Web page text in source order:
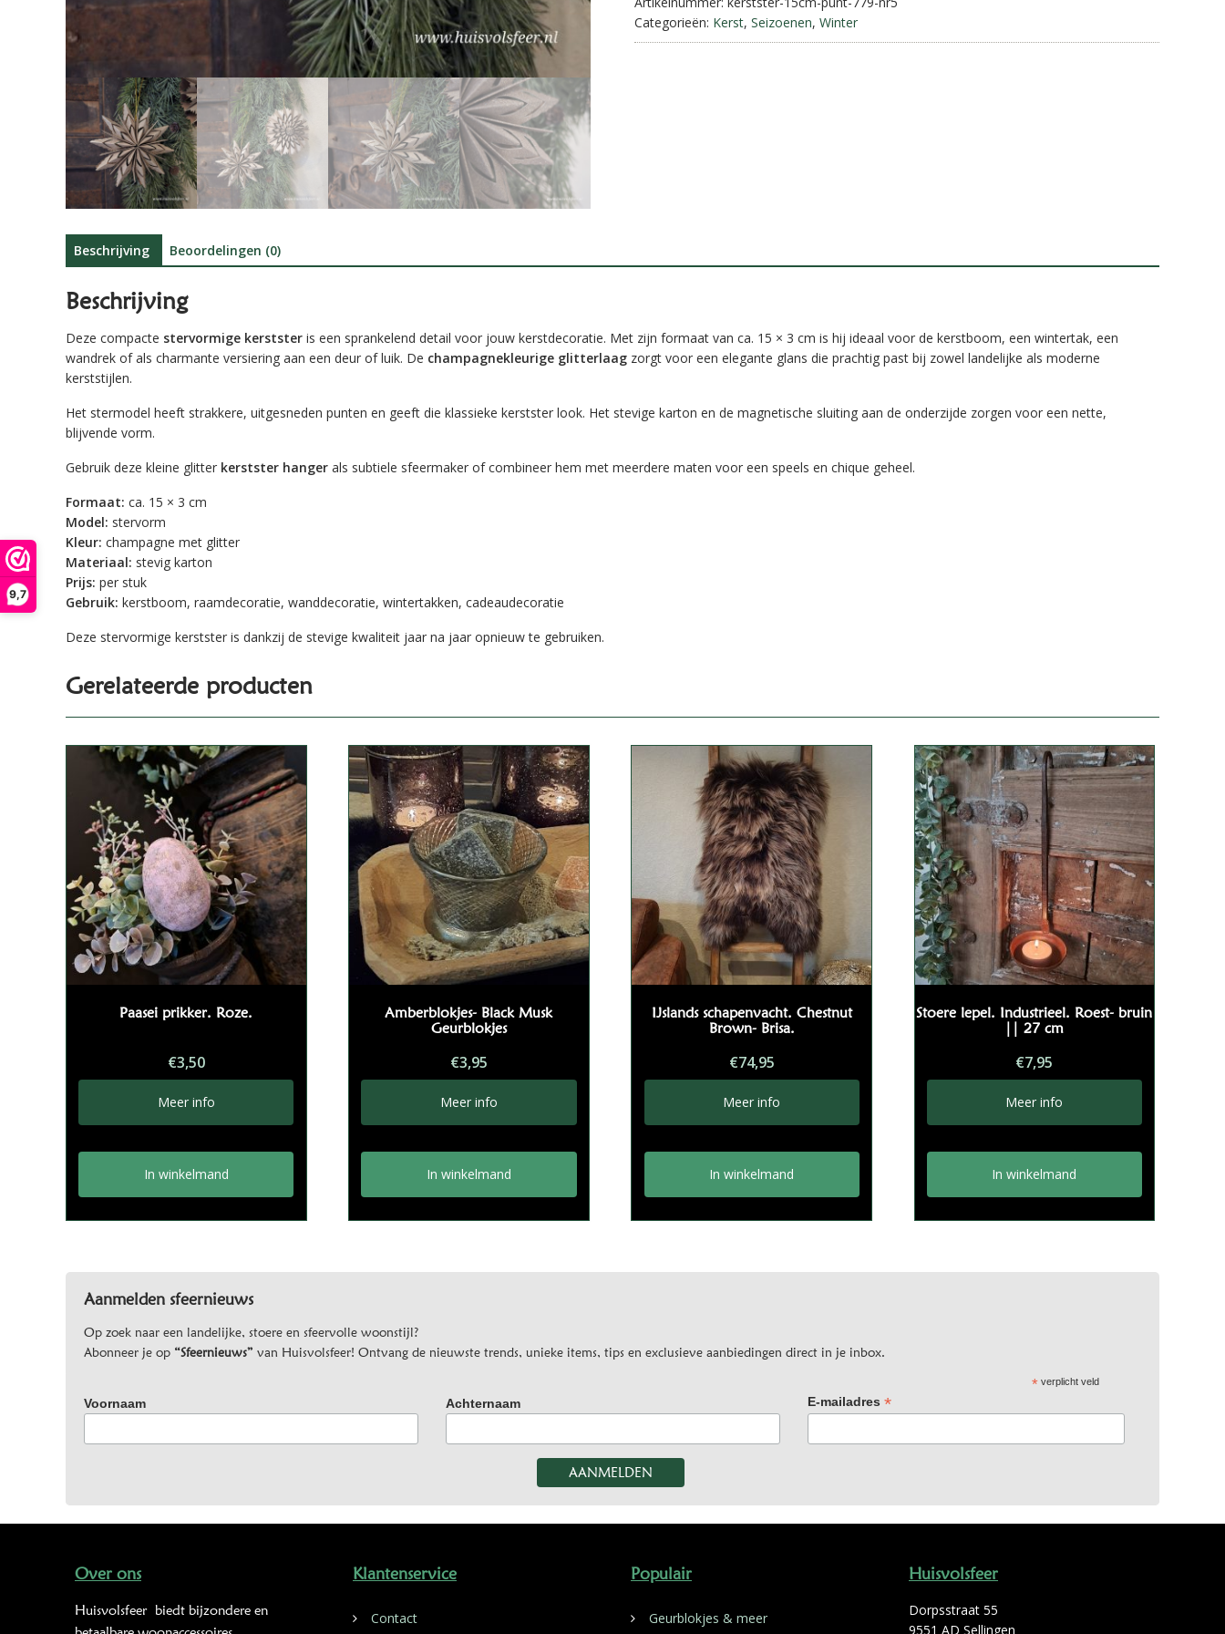
9,7
||
15
i
Categorieën: Kerst, Seizoenen, Winter
Beschrijving Beoordelingen (0)
Beschrijving
Deze compacte stervormige kerstster is een sprankelend detail voor jouw kerstdecoratie. Met zijn formaat van ca. 15 × 3 cm is hij ideaal voor de kerstboom, een wintertak, een
wandrek of als charmante versiering aan een deur of luik. De champagnekleurige glitterlaag zorgt voor een elegante glans die prachtig past bij zowel landelijke als moderne
kerststijlen.
Het stermodel heeft strakkere, uitgesneden punten en geeft die klassieke kerstster look. Het stevige karton en de magnetische sluiting aan de onderzijde zorgen voor een nette,
blijvende vorm.
Gebruik deze kleine glitter kerstster hanger als subtiele sfeermaker of combineer hem met meerdere maten voor een speels en chique geheel.
Formaat: ca. 15 × 3 cm
Model: stervorm
Kleur: champagne met glitter
Materiaal: stevig karton
Prijs: per stuk
Gebruik: kerstboom, raamdecoratie, wanddecoratie, wintertakken, cadeaudecoratie
Deze stervormige kerstster is dankzij de stevige kwaliteit jaar na jaar opnieuw te gebruiken.
Gerelateerde producten
Paasei prikker. Roze.
€3,50
Meer info
In winkelmand
Amberblokjes- Black Musk
Geurblokjes
€3,95
Meer info
In winkelmand
IJslands schapenvacht. Chestnut
Brown- Brisa.
€74,95
Meer info
In winkelmand
Stoere lepel. Industrieel. Roest- bruin
|| 27 cm
€7,95
Meer info
In winkelmand
Aanmelden sfeernieuws
Op zoek naar een landelijke, stoere en sfeervolle woonstijl?
Abonneer je op “Sfeernieuws” van Huisvolsfeer! Ontvang de nieuwste trends, unieke items, tips en exclusieve aanbiedingen direct in je inbox.
*verplicht veld
Voornaam Achternaam E-mailadres *
Over ons
Huisvolsfeer biedt bijzondere en
Klantenservice
Contact
Populair
Geurblokjes & meer
Huisvolsfeer
Dorpsstraat 55
9551 AD Sellingen